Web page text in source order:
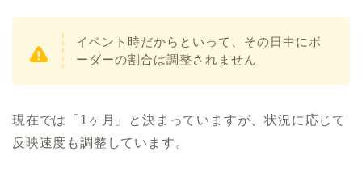
イベント時だからといって、その日中にボ
ーダーの割合は調整されません
現在では「1ヶ月」と決まっていますが、状況に応じて
反映速度も調整しています。